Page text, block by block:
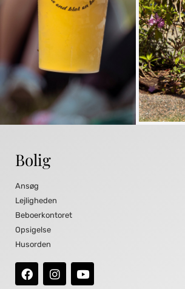
Bolig
Ansøg
Lejligheden
Beboerkontoret
Opsigelse
Husorden